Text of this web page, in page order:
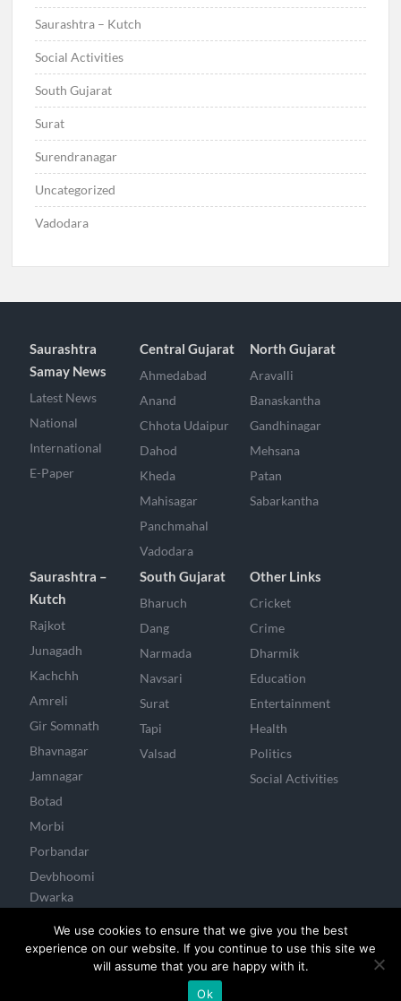
Saurashtra – Kutch
Social Activities
South Gujarat
Surat
Surendranagar
Uncategorized
Vadodara
Saurashtra
Samay News
Latest News
National
International
E-Paper
Central Gujarat
Ahmedabad
Anand
Chhota Udaipur
Dahod
Kheda
Mahisagar
Panchmahal
Vadodara
North Gujarat
Aravalli
Banaskantha
Gandhinagar
Mehsana
Patan
Sabarkantha
Saurashtra –
Kutch
Rajkot
Junagadh
Kachchh
Amreli
Gir Somnath
Bhavnagar
Jamnagar
Botad
Morbi
Porbandar
Devbhoomi
Dwarka
South Gujarat
Bharuch
Dang
Narmada
Navsari
Surat
Tapi
Valsad
Other Links
Cricket
Crime
Dharmik
Education
Entertainment
Health
Politics
Social Activities
Developed & Managed By Mayank Joshi
We use cookies to ensure that we give you the best
experience on our website. If you continue to use this site we
will assume that you are happy with it.
Ok